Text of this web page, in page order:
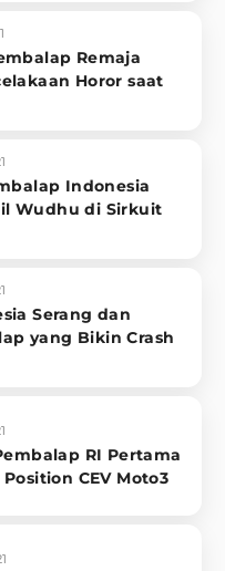
Remaja
Horor saat
Indonesia
Wudhu di Sirkuit
Serang dan
yang Bikin Crash
RI Pertama
CEV Moto3